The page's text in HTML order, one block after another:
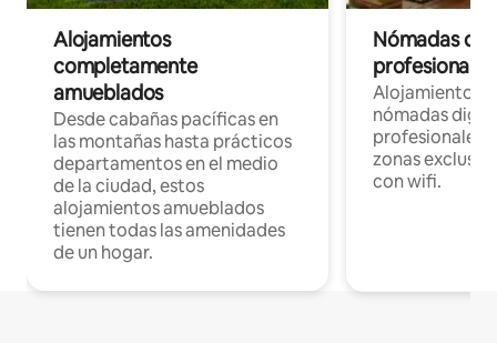
Alojamientos
completamente
amueblados
Desde cabañas pacíficas en
las montañas hasta prácticos
departamentos en el medio
de la ciudad, estos
alojamientos amueblados
tienen todas las amenidades
de un hogar.
Nómadas
Alojamientos
nómadas
profesionales
zonas
con wifi.